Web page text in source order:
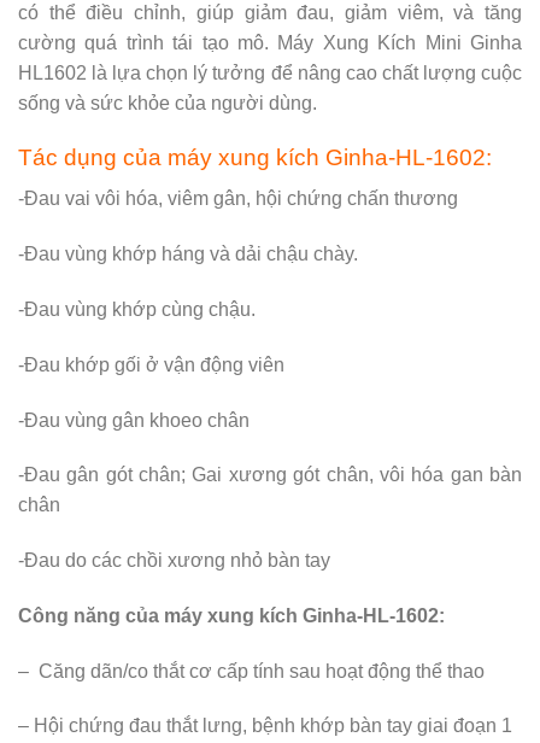
có thể điều chỉnh, giúp giảm đau, giảm viêm, và tăng
cường quá trình tái tạo mô. Máy Xung Kích Mini Ginha
HL1602 là lựa chọn lý tưởng để nâng cao chất lượng cuộc
sống và sức khỏe của người dùng.
Tác dụng của máy xung kích Ginha-HL-1602:
-Đau vai vôi hóa, viêm gân, hội chứng chấn thương
-Đau vùng khớp háng và dải chậu chày.
-Đau vùng khớp cùng chậu.
-Đau khớp gối ở vận động viên
-Đau vùng gân khoeo chân
-Đau gân gót chân; Gai xương gót chân, vôi hóa gan bàn
chân
-Đau do các chồi xương nhỏ bàn tay
Công năng của máy xung kích Ginha-HL-1602:
– Căng dãn/co thắt cơ cấp tính sau hoạt động thể thao
– Hội chứng đau thắt lưng, bệnh khớp bàn tay giai đoạn 1